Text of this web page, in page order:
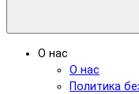
О нас
О нас
Политика